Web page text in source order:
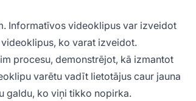
Informatīvos videoklipus var izveidot
ko varat izveidot.
procesu, demonstrējot, kā izmantot
varētu vadīt lietotājus caur jauna
galdu, ko viņi tikko nopirka.